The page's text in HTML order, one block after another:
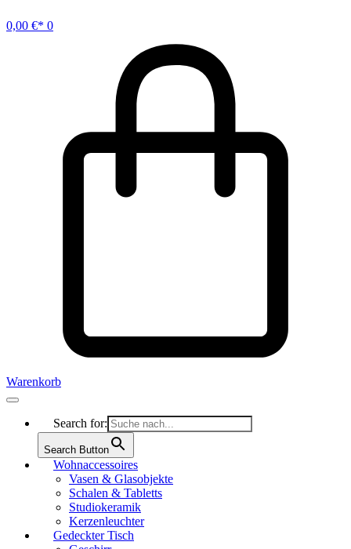
0,00 € 0
Warenkorb
Search for:
Search Button
Wohnaccessoires
Vasen & Glasobjekte
Schalen & Tabletts
Studiokeramik
Kerzenleuchter
Gedeckter Tisch